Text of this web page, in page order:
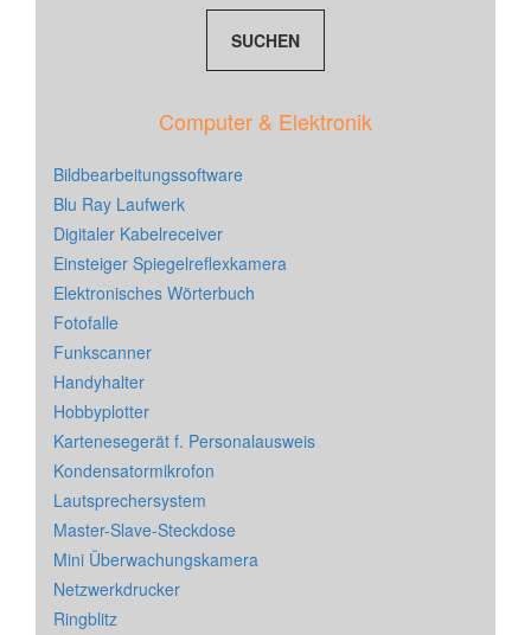
Computer & Elektronik
Bildbearbeitungssoftware
Blu Ray Laufwerk
Digitaler Kabelreceiver
Einsteiger Spiegelreflexkamera
Elektronisches Wörterbuch
Fotofalle
Funkscanner
Handyhalter
Hobbyplotter
Kartenesegerät f. Personalausweis
Kondensatormikrofon
Lautsprechersystem
Master-Slave-Steckdose
Mini Überwachungskamera
Netzwerkdrucker
Ringblitz